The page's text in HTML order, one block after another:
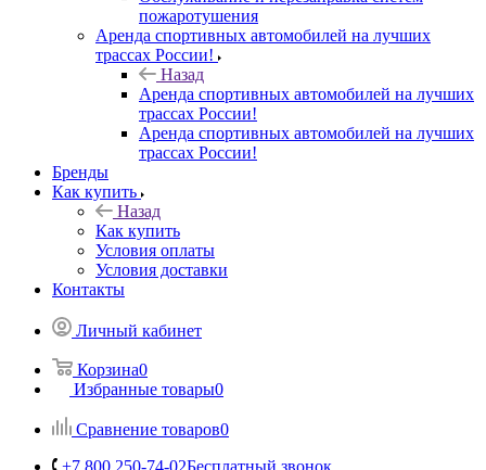
пожаротушения
Аренда спортивных автомобилей на лучших
трассах России!
Назад
Аренда спортивных автомобилей на лучших
трассах России!
Аренда спортивных автомобилей на лучших
трассах России!
Бренды
Как купить
Назад
Как купить
Условия оплаты
Условия доставки
Контакты
Личный кабинет
Корзина0
Избранные товары0
Сравнение товаров0
+7 800 250-74-02Бесплатный звонок